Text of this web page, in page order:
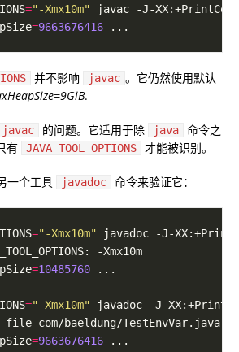
="-Xmx10m"
=9663676416
并不影响 javac 。它仍然使用默认
.
javac 的问题。它适用于除 java
命令之
有
JAVA_TOOL_OPTIONS 才能被识别。
一个工具 javadoc 命令来验证它：
="-Xmx10m"
=10485760
="-Xmx10m" javadoc -J-
=9663676416